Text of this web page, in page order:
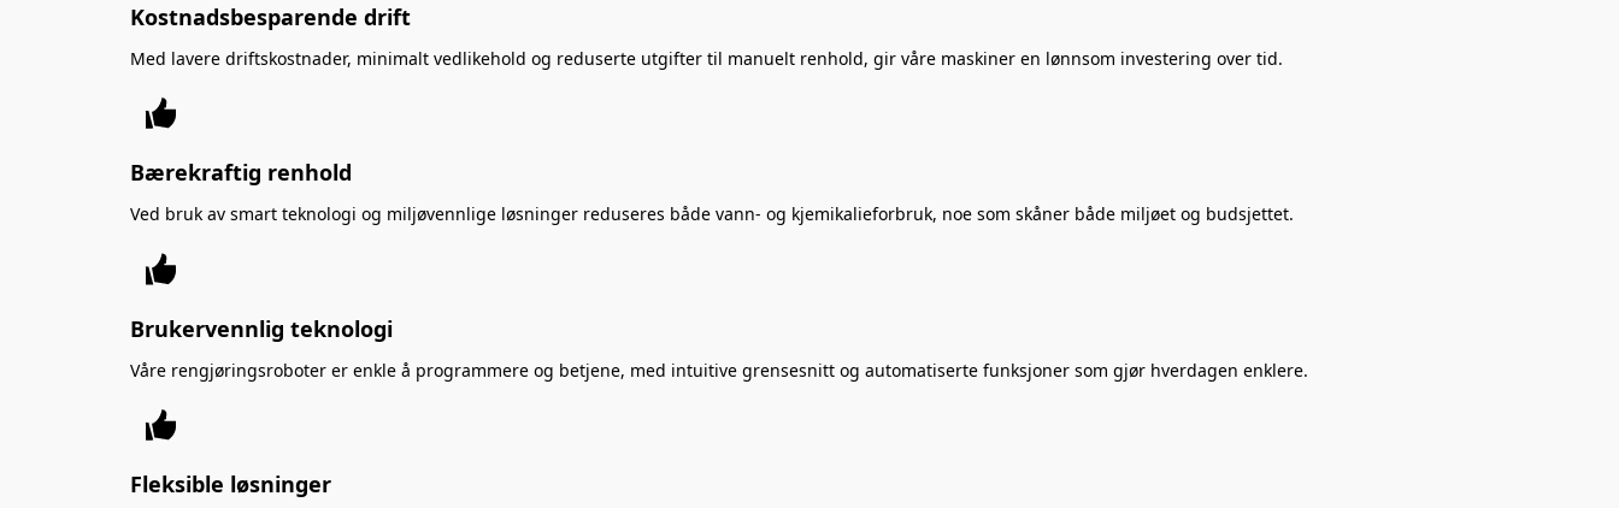
Kostnadsbesparende drift
Med lavere driftskostnader, minimalt vedlikehold og reduserte utgifter til manuelt renhold, gir våre maskiner en lønnsom investering over tid.
Bærekraftig renhold
Ved bruk av smart teknologi og miljøvennlige løsninger reduseres både vann- og kjemikalieforbruk, noe som skåner både miljøet og budsjettet.
Brukervennlig teknologi
Våre rengjøringsroboter er enkle å programmere og betjene, med intuitive grensesnitt og automatiserte funksjoner som gjør hverdagen enklere.
Fleksible løsninger